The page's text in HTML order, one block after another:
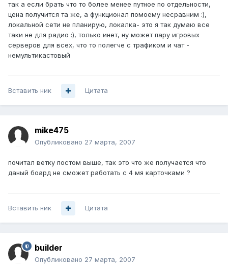
так а если брать что то более менее путное по отдельности,
цена получится та же, а функционал помоему несравним :),
локальной сети не планирую, локалка- это я так думаю все
таки не для радио :), только инет, ну может пару игровых
серверов для всех, что то полегче с трафиком и чат -
немультикастовый
Вставить ник Цитата
mike475
Опубликовано 27 марта, 2007
почитал ветку постом выше, так это что же получается что
даный боард не сможет работать с 4 мя карточками ?
Вставить ник Цитата
builder
Опубликовано 27 марта, 2007